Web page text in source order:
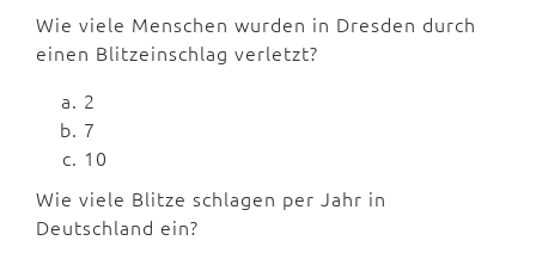
Wie viele Menschen wurden in Dresden durch
einen Blitzeinschlag verletzt?
2
7
10
Wie viele Blitze schlagen per Jahr in
Deutschland ein?